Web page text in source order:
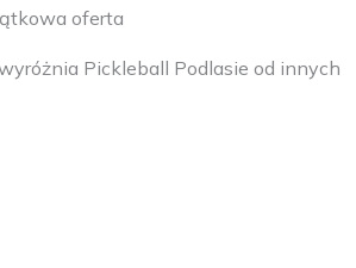
oferta
Pickleball Podlasie od innych